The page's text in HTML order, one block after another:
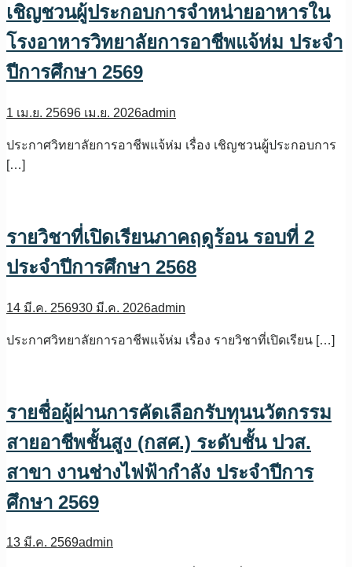
เชิญชวนผู้ประกอบการจำหน่ายอาหารใน
โรงอาหารวิทยาลัยการอาชีพแจ้ห่ม ประจำ
ปีการศึกษา 2569
1 เม.ย. 25696 เม.ย. 2026admin
ประกาศวิทยาลัยการอาชีพแจ้ห่ม เรื่อง เชิญชวนผู้ประกอบการ
[…]
รายวิชาที่เปิดเรียนภาคฤดูร้อน รอบที่ 2
ประจำปีการศึกษา 2568
14 มี.ค. 256930 มี.ค. 2026admin
ประกาศวิทยาลัยการอาชีพแจ้ห่ม เรื่อง รายวิชาที่เปิดเรียน […]
รายชื่อผู้ผ่านการคัดเลือกรับทุนนวัตกรรม
สายอาชีพชั้นสูง (กสศ.) ระดับชั้น ปวส.
สาขา งานช่างไฟฟ้ากำลัง ประจำปีการ
ศึกษา 2569
13 มี.ค. 2569admin